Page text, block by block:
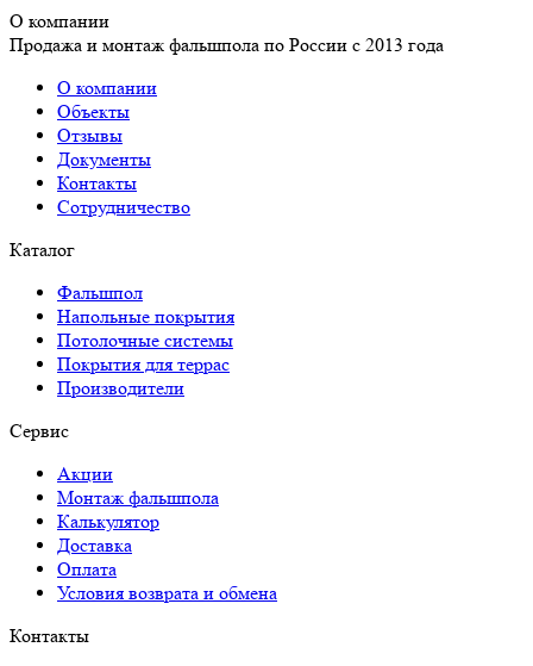
О компании
Продажа и монтаж фальшпола по России с 2013 года
О компании
Объекты
Отзывы
Документы
Контакты
Сотрудничество
Каталог
Фальшпол
Напольные покрытия
Потолочные системы
Покрытия для террас
Производители
Сервис
Акции
Монтаж фальшпола
Калькулятор
Доставка
Оплата
Условия возврата и обмена
Контакты